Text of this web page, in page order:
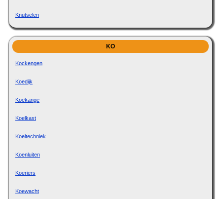
Knutselen
KO
Kockengen
Koedijk
Koekange
Koelkast
Koeltechniek
Koenluiten
Koeriers
Koewacht